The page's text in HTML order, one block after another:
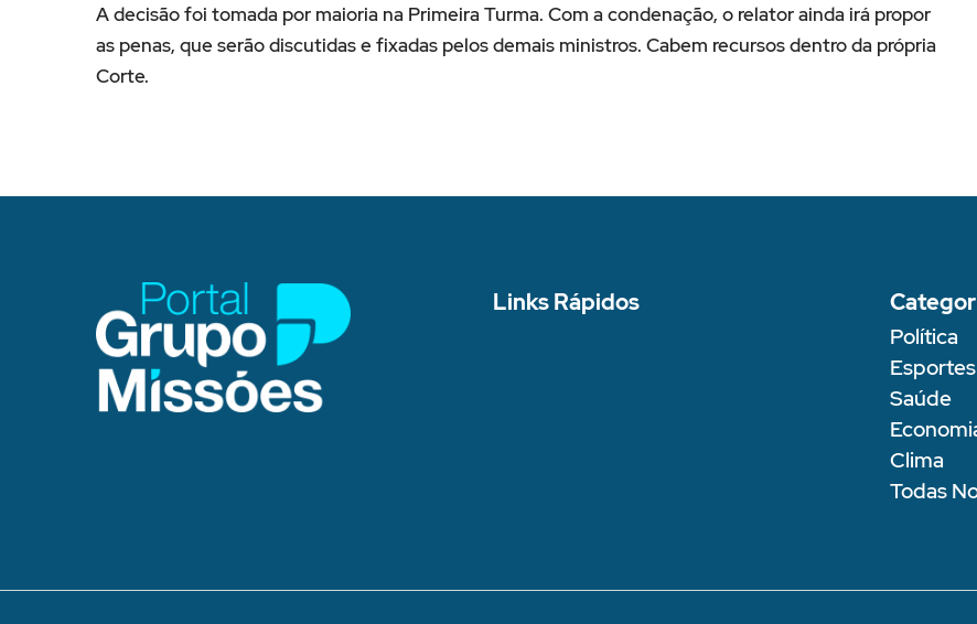
A decisão foi tomada por maioria na Primeira Turma. Com a condenação, o relator ainda irá propor
as penas, que serão discutidas e fixadas pelos demais ministros. Cabem recursos dentro da própria
Corte.
Links Rápidos
Política
Esportes
Saúde
Clima
Todas